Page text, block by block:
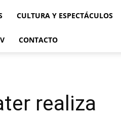
CULTURA Y ESPECTÁCULOS
CONTACTO
realiza